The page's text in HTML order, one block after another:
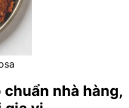
nhà hàng,